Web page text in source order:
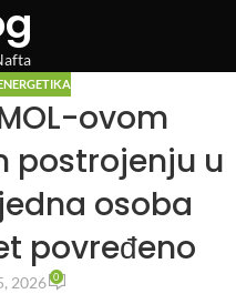
ovom
postrojenju u
osoba
povređeno
2026 0